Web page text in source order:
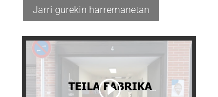
Jarri gurekin harremanetan